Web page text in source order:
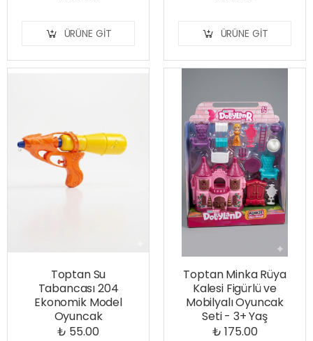
ÜRÜNE GIT ÜRÜNE GIT
Toptan Su
Tabancası 204
Ekonomik Model
Oyuncak
₺ 55.00
Toptan Minka Rüya
Kalesi Figürlü ve
Mobilyalı Oyuncak
Seti - 3+ Yaş
₺ 175.00